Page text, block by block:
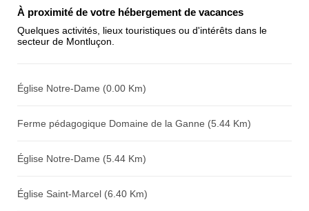
À proximité de votre hébergement de vacances
Quelques activités, lieux touristiques ou d'intérêts dans le
secteur de Montluçon.
Église Notre-Dame (0.00 Km)
Ferme pédagogique Domaine de la Ganne (5.44 Km)
Église Notre-Dame (5.44 Km)
Église Saint-Marcel (6.40 Km)